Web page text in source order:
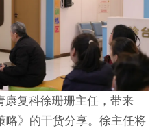
康复科徐珊珊主任，带来
略》的干货分享。徐主任将